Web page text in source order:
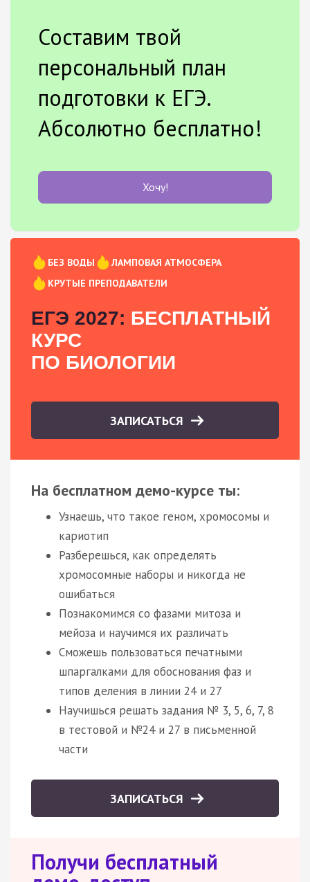
Составим твой
персональный план
подготовки к ЕГЭ.
Абсолютно бесплатно!
Хочу!
БЕЗ ВОДЫ
ЛАМПОВАЯ АТМОСФЕРА
КРУТЫЕ ПРЕПОДАВАТЕЛИ
ЕГЭ 2027: БЕСПЛАТНЫЙ
КУРС
ПО БИОЛОГИИ
ЗАПИСАТЬСЯ
На бесплатном демо-курсе ты:
Узнаешь, что такое геном, хромосомы и
кариотип
Разберешься, как определять
хромосомные наборы и никогда не
ошибаться
Познакомимся со фазами митоза и
мейоза и научимся их различать
Сможешь пользоваться печатными
шпаргалками для обоснования фаз и
типов деления в линии 24 и 27
Научишься решать задания № 3, 5, 6, 7, 8
в тестовой и №24 и 27 в письменной
части
ЗАПИСАТЬСЯ
Получи бесплатный